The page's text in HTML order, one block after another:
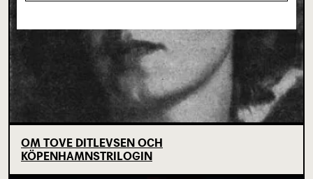
OM TOVE DITLEVSEN OCH
KÖPENHAMNSTRILOGIN